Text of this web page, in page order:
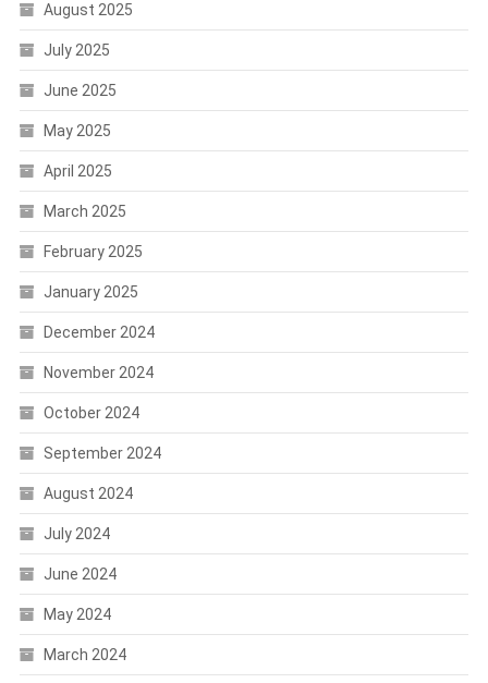
August 2025
July 2025
June 2025
May 2025
April 2025
March 2025
February 2025
January 2025
December 2024
November 2024
October 2024
September 2024
August 2024
July 2024
June 2024
May 2024
March 2024